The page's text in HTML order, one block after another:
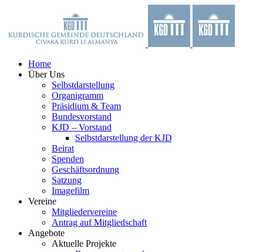
springen
Home
Über Uns
Selbstdarstellung
Organigramm
Präsidium & Team
Bundesvorstand
KJD – Vorstand
Selbstdarstellung der KJD
Beirat
Spenden
Geschäftsordnung
Satzung
Imagefilm
Vereine
Mitgliedervereine
Antrag auf Mitgliedschaft
Angebote
Aktuelle Projekte